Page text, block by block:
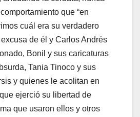
que “en
cuál era su verdadero
de él y Carlos Andrés
Bonil y sus caricaturas
Tania Tinoco y sus
y quienes le acolitan en
ejerció su libertad de
que usaron ellos y otros